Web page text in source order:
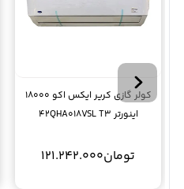
کولر گازی کریر ایکس اکو 18000
اینورتر 42QHA018VSL T3
تومان121.242.000